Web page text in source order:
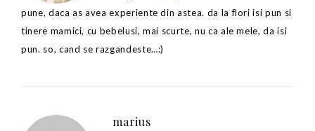
pune, daca as avea experiente din astea. da la flori isi pun si
tinere mamici, cu bebelusi, mai scurte, nu ca ale mele, da isi
pun. so, cand se razgandeste…:)
marius